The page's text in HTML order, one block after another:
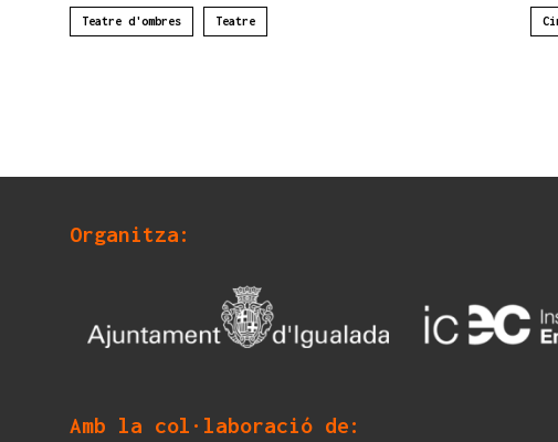
Teatre d'ombres Teatre
Organitza:
Amb la col·laboració de: